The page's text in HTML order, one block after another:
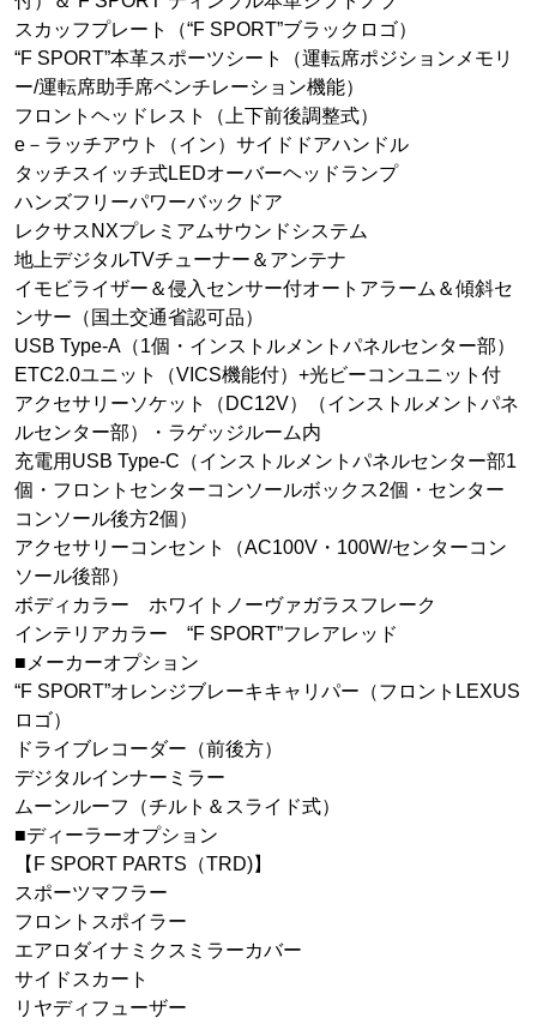
スカッフプレート（“F SPORT”ブラックロゴ）
“F SPORT”本革スポーツシート（運転席ポジションメモリ
ー/運転席助手席ベンチレーション機能）
フロントヘッドレスト（上下前後調整式）
e－ラッチアウト（イン）サイドドアハンドル
タッチスイッチ式LEDオーバーヘッドランプ
ハンズフリーパワーバックドア
レクサスNXプレミアムサウンドシステム
地上デジタルTVチューナー＆アンテナ
イモビライザー＆侵入センサー付オートアラーム＆傾斜セ
ンサー（国土交通省認可品）
USB Type-A（1個・インストルメントパネルセンター部）
ETC2.0ユニット（VICS機能付）+光ビーコンユニット付
アクセサリーソケット（DC12V）（インストルメントパネ
ルセンター部）・ラゲッジルーム内
充電用USB Type-C（インストルメントパネルセンター部1
個・フロントセンターコンソールボックス2個・センター
コンソール後方2個）
アクセサリーコンセント（AC100V・100W/センターコン
ソール後部）
ボディカラー ホワイトノーヴァガラスフレーク
インテリアカラー “F SPORT”フレアレッド
■メーカーオプション
“F SPORT”オレンジブレーキキャリパー（フロントLEXUS
ロゴ）
ドライブレコーダー（前後方）
デジタルインナーミラー
ムーンルーフ（チルト＆スライド式）
■ディーラーオプション
【F SPORT PARTS（TRD)】
スポーツマフラー
フロントスポイラー
エアロダイナミクスミラーカバー
サイドスカート
リヤディフューザー